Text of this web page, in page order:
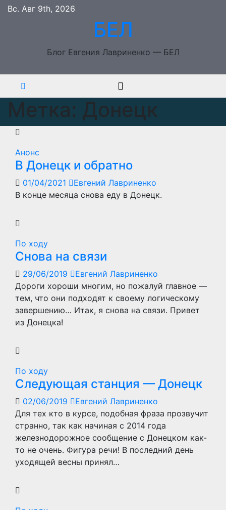
Перейти
Вс. Авг 9th, 2026
БЕЛ
Блог Евгения Лавриненко — БЕЛ
Метка: Донецк
Анонс
В Донецк и обратно
01/04/2021
Евгений Лавриненко
В конце месяца снова еду в Донецк.
По ходу
Снова на связи
29/06/2019
Евгений Лавриненко
Дороги хороши многим, но пожалуй главное —
тем, что они подходят к своему логическому
завершению… Итак, я снова на связи. Привет
из Донецка!
По ходу
Следующая станция — Донецк
02/06/2019
Евгений Лавриненко
Для тех кто в курсе, подобная фраза прозвучит
странно, так как начиная с 2014 года
железнодорожное сообщение с Донецком как-
то не очень. Фигура речи! В последний день
уходящей весны принял…